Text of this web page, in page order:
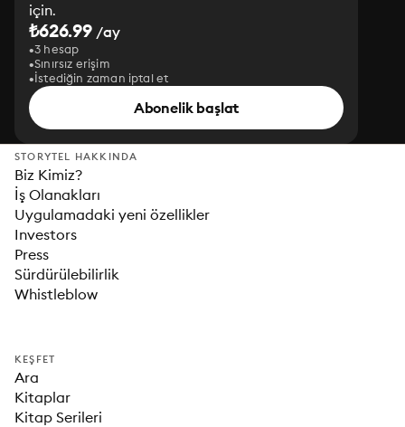
için.
₺626.99 /ay
3 hesap
Sınırsız erişim
İstediğin zaman iptal et
Abonelik başlat
STORYTEL HAKKINDA
Biz Kimiz?
İş Olanakları
Uygulamadaki yeni özellikler
Investors
Press
Sürdürülebilirlik
Whistleblow
KEŞFET
Ara
Kitaplar
Kitap Serileri